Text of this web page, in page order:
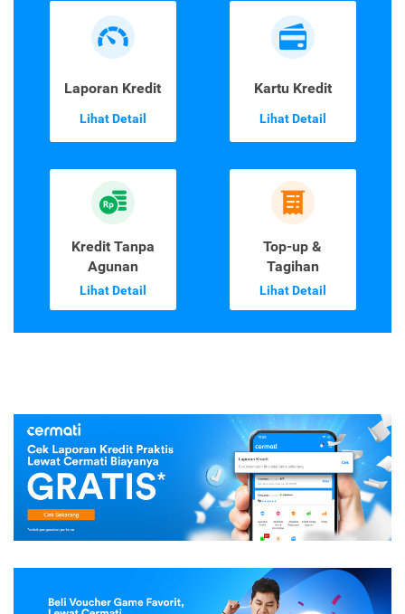
Laporan Kredit
Lihat Detail
Kartu Kredit
Lihat Detail
Kredit Tanpa
Agunan
Lihat Detail
Top-up &
Tagihan
Lihat Detail